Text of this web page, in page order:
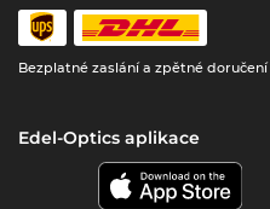
Bezplatné zaslání a zpětné doručení
Edel-Optics aplikace